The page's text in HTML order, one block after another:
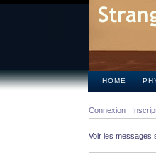
HOME
Connexion
Voir les messages